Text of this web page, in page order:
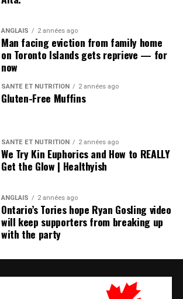
ANGLAIS 2 années ago
Man facing eviction from family home
on Toronto Islands gets reprieve — for
now
SANTÉ ET NUTRITION 2 années ago
Gluten-Free Muffins
SANTÉ ET NUTRITION 2 années ago
We Try Kin Euphorics and How to REALLY
Get the Glow | Healthyish
ANGLAIS 2 années ago
Ontario’s Tories hope Ryan Gosling video
will keep supporters from breaking up
with the party